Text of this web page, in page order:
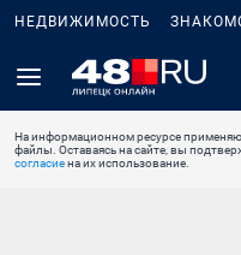
НЕДВИЖИМОСТЬ
На информационном ресурсе
файлы. Оставаясь на сайте, вы
согласиена их использование.